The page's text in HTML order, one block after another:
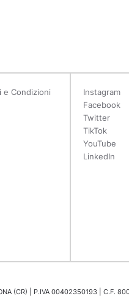
e Condizioni
Instagram
Facebook
Twitter
TikTok
YouTube
LinkedIn
(CR) | P.IVA 00402350193 | C.F.